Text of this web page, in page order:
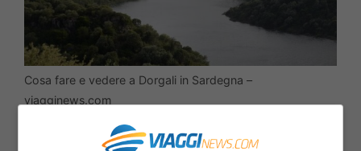
Cosa fare e vedere a Dorgali in Sardegna –
viagginews.com
Il centro storico del paese è un vero